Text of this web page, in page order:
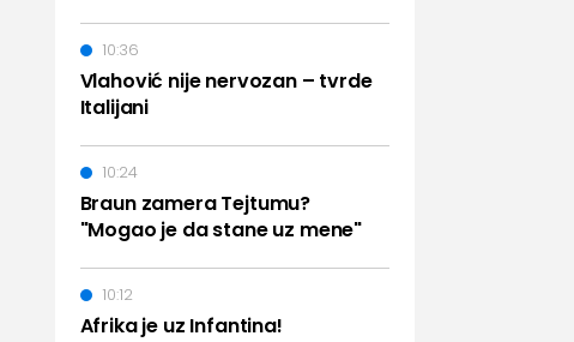
Vlahović nije nervozan – tvrde
Italijani
10:36
Braun zamera Tejtumu?
"Mogao je da stane uz mene"
10:24
Afrika je uz Infantina!
10:12